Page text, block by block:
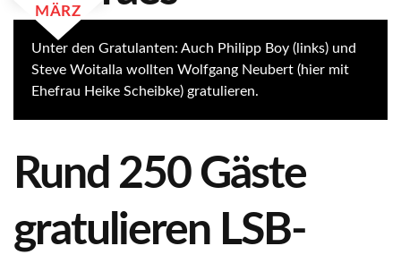
MÄRZ
Unter den Gratulanten: Auch Philipp Boy (links) und
Steve Woitalla wollten Wolfgang Neubert (hier mit
Ehefrau Heike Scheibke) gratulieren.
Rund 250 Gäste
gratulieren LSB-